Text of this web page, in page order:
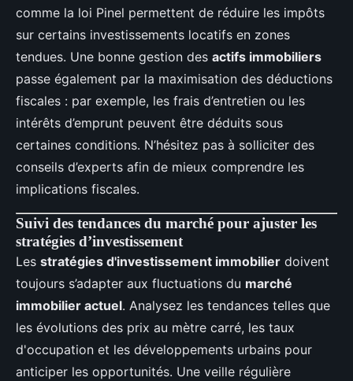
comme la loi Pinel permettent de réduire les impôts
sur certains investissements locatifs en zones
tendues. Une bonne gestion des actifs immobiliers
passe également par la maximisation des déductions
fiscales : par exemple, les frais d’entretien ou les
intérêts d’emprunt peuvent être déduits sous
certaines conditions. N’hésitez pas à solliciter des
conseils d’experts afin de mieux comprendre les
implications fiscales.
Suivi des tendances du marché pour ajuster les
stratégies d’investissement
Les stratégies d'investissement immobilier doivent
toujours s’adapter aux fluctuations du marché
immobilier actuel. Analysez les tendances telles que
les évolutions des prix au mètre carré, les taux
d'occupation et les développements urbains pour
anticiper les opportunités. Une veille régulière